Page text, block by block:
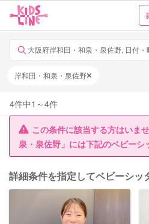
大阪府岸和田・和泉・泉佐野, 日付
岸和田・和泉・泉佐野
4件中1 ～4件
この条件に該当する方はいま
泉・泉佐野」には下記のベビーシ
詳細条件を指定してベビーシッ